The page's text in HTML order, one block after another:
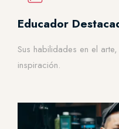
Educador
Sus habilidades en el
inspiración.